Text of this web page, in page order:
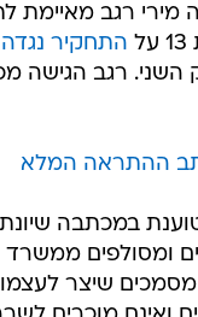
מירי רגב מאיימת
התחקיר נגדה
השני. רגב הגישה
ההתראה המלא
במכתבה
ומסולפים
מסמכים שיצר